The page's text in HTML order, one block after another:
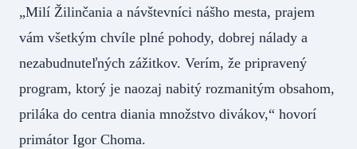
„Milí Žilinčania a návštevníci nášho mesta, prajem
vám všetkým chvíle plné pohody, dobrej nálady a
nezabudnuteľných zážitkov. Verím, že pripravený
program, ktorý je naozaj nabitý rozmanitým obsahom,
priláka do centra diania množstvo divákov,“ hovorí
primátor Igor Choma.